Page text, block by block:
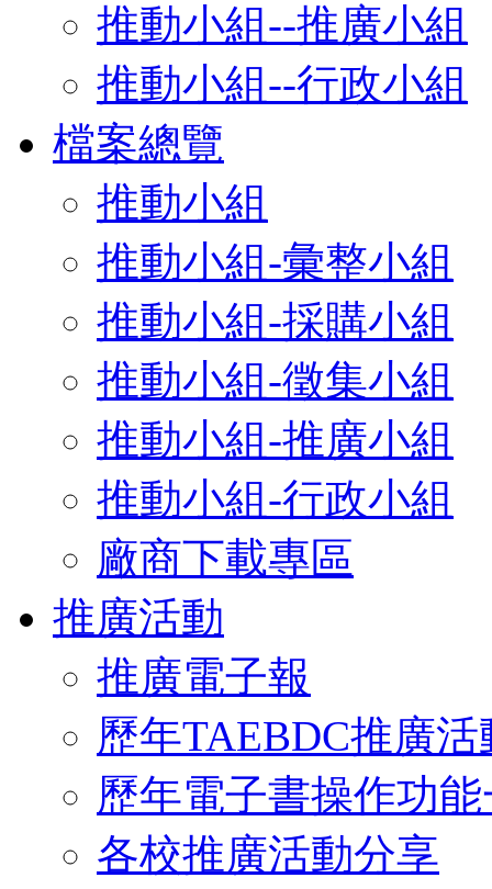
推動小組--推廣小組
推動小組--行政小組
檔案總覽
推動小組
推動小組-彙整小組
推動小組-採購小組
推動小組-徵集小組
推動小組-推廣小組
推動小組-行政小組
廠商下載專區
推廣活動
推廣電子報
歷年TAEBDC推廣活
歷年電子書操作功
各校推廣活動分享